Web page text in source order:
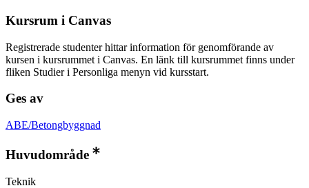
Kursrum i Canvas
Registrerade studenter hittar information för genomförande av
kursen i kursrummet i Canvas. En länk till kursrummet finns under
fliken Studier i Personliga menyn vid kursstart.
Ges av
ABE/Betongbyggnad
Huvudområde
Teknik